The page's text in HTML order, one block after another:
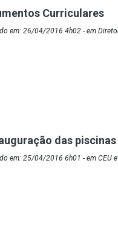
Curriculares
em: 26/04/2016 4h02 - em
das
em: 25/04/2016 6h01 - em CEU e